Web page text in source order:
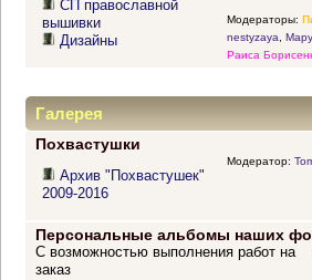
СП православной
вышивки
Дизайны
Модераторы:
nestyzaya
Раиса
Галерея
Похвастушки
Архив "Похвастушек"
2009-2016
Модератор:
Персональные альбомы наших
С возможностью выполнения работ на
заказ